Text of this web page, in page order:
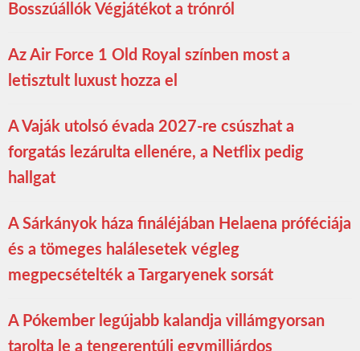
Bosszúállók Végjátékot a trónról
Az Air Force 1 Old Royal színben most a
letisztult luxust hozza el
A Vaják utolsó évada 2027-re csúszhat a
forgatás lezárulta ellenére, a Netflix pedig
hallgat
A Sárkányok háza fináléjában Helaena próféciája
és a tömeges halálesetek végleg
megpecsételték a Targaryenek sorsát
A Pókember legújabb kalandja villámgyorsan
tarolta le a tengerentúli egymilliárdos